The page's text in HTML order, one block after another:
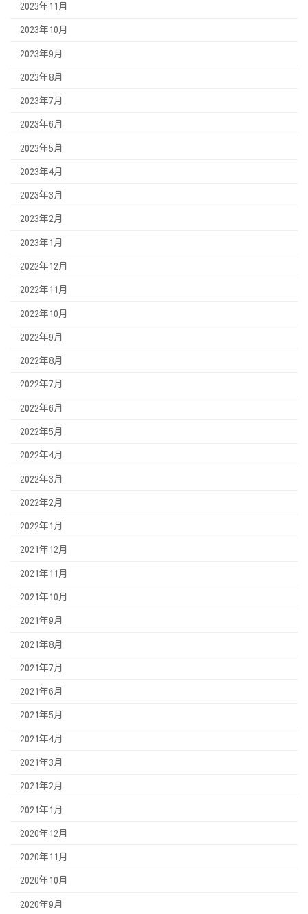
2023年11月
2023年10月
2023年9月
2023年8月
2023年7月
2023年6月
2023年5月
2023年4月
2023年3月
2023年2月
2023年1月
2022年12月
2022年11月
2022年10月
2022年9月
2022年8月
2022年7月
2022年6月
2022年5月
2022年4月
2022年3月
2022年2月
2022年1月
2021年12月
2021年11月
2021年10月
2021年9月
2021年8月
2021年7月
2021年6月
2021年5月
2021年4月
2021年3月
2021年2月
2021年1月
2020年12月
2020年11月
2020年10月
2020年9月